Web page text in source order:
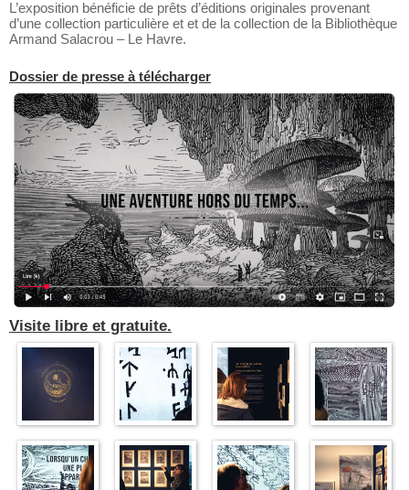
L’exposition bénéficie de prêts d’éditions originales provenant
d’une collection particulière et et de la collection de la Bibliothèque
Armand Salacrou – Le Havre.
Dossier de presse à télécharger
Visite libre et gratuite.